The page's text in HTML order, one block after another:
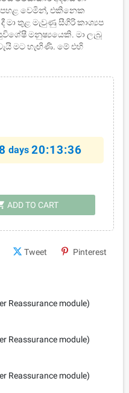
වෙමින්, එකිනෙක
මා තුළ මැවුණු සීගිරි කාශ්‍යප
මනුෂ්‍යයෙකි. මා ලැබූ
මට හැඟිණි. මේ එහි
days 20:13:36
ADD TO CART
Tweet Pinterest
Reassurance module)
Reassurance module)
Reassurance module)